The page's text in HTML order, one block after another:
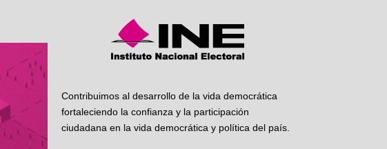
Contribuimos al desarrollo de la vida democrática
fortaleciendo la confianza y la participación
ciudadana en la vida democrática y política del país.